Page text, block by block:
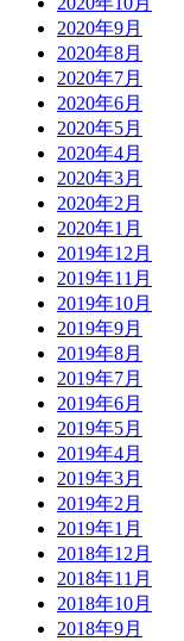
2020年9月
2020年8月
2020年7月
2020年6月
2020年5月
2020年4月
2020年3月
2020年2月
2020年1月
2019年12月
2019年11月
2019年10月
2019年9月
2019年8月
2019年7月
2019年6月
2019年5月
2019年4月
2019年3月
2019年2月
2019年1月
2018年12月
2018年11月
2018年10月
2018年9月